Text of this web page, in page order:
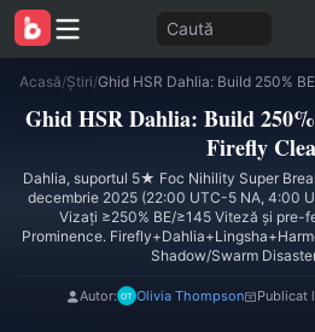
Caută
Acasă/Știri/
Ghid HSR Dahlia: Build
Firefly
Dahlia, suportul 5★ Foc Nihility Super
decembrie 2025 (22:00 UTC-5 NA, 4:00
Vizați ≥250% BE/≥145 Viteză și pre-
Prominence.
Shadow/Swarm
Autor: Olivia Thompson Publicat